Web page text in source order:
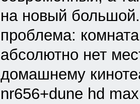
на новый
проблема:
абсолютно нет
домашнему
nr656+dune hd